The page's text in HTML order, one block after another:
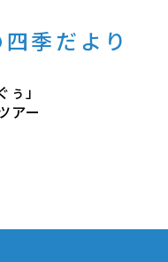
季だより
」
アー